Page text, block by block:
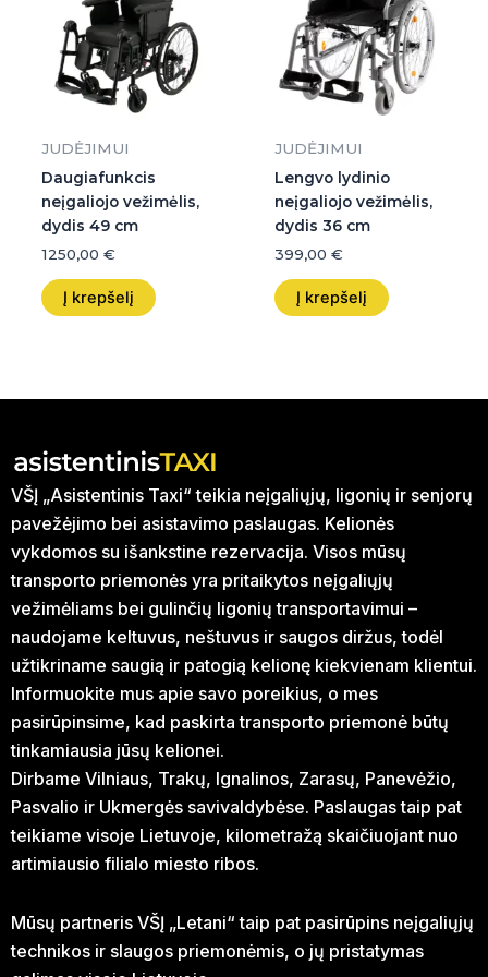
JUDĖJIMUI
Daugiafunkcis
neįgaliojo vežimėlis,
dydis 49 cm
1250,00 €
Į krepšelį
JUDĖJIMUI
Lengvo lydinio
neįgaliojo vežimėlis,
dydis 36 cm
399,00 €
Į krepšelį
VŠĮ „Asistentinis Taxi“ teikia neįgaliųjų, ligonių ir senjorų
pavežėjimo bei asistavimo paslaugas. Kelionės
vykdomos su išankstine rezervacija. Visos mūsų
transporto priemonės yra pritaikytos neįgaliųjų
vežimėliams bei gulinčių ligonių transportavimui –
naudojame keltuvus, neštuvus ir saugos diržus, todėl
užtikriname saugią ir patogią kelionę kiekvienam klientui.
Informuokite mus apie savo poreikius, o mes
pasirūpinsime, kad paskirta transporto priemonė būtų
tinkamiausia jūsų kelionei.
Dirbame Vilniaus, Trakų, Ignalinos, Zarasų, Panevėžio,
Pasvalio ir Ukmergės savivaldybėse. Paslaugas taip pat
teikiame visoje Lietuvoje, kilometražą skaičiuojant nuo
artimiausio filialo miesto ribos.
Mūsų partneris VŠĮ „Letani“ taip pat pasirūpins neįgaliųjų
technikos ir slaugos priemonėmis, o jų pristatymas